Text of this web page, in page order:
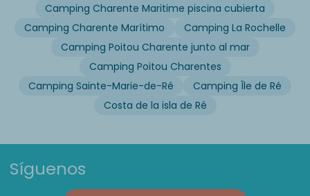
Camping Charente Maritime piscina cubierta
Camping Charente Marítimo
Camping La Rochelle
Camping Poitou Charente junto al mar
Camping Poitou Charentes
Camping Sainte-Marie-de-Ré
Camping Île de Ré
Costa de la isla de Ré
Síguenos